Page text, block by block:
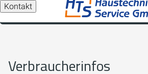
Kontakt
Verbraucherinfos